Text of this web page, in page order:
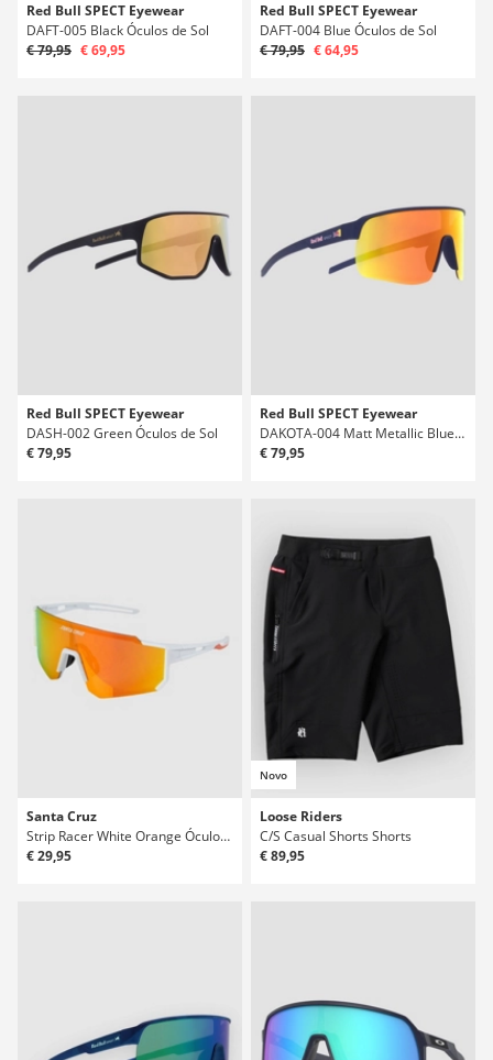
Red Bull SPECT Eyewear
DAFT-005 Black Óculos de Sol
€ 79,95 € 69,95
Red Bull SPECT Eyewear
DAFT-004 Blue Óculos de Sol
€ 79,95 € 64,95
Red Bull SPECT Eyewear
DASH-002 Green Óculos de Sol
€ 79,95
Red Bull SPECT Eyewear
DAKOTA-004 Matt Metallic Blue Óculos de Sol
€ 79,95
Santa Cruz
Strip Racer White Orange Óculos de Sol
€ 29,95
Novo
Loose Riders
C/S Casual Shorts Shorts
€ 89,95